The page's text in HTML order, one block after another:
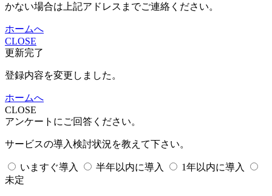
かない場合は上記アドレスまでご連絡ください。
ホームへ
CLOSE
更新完了
登録内容を変更しました。
ホームへ
CLOSE
アンケートにご回答ください。
サービスの導入検討状況を教えて下さい。
いますぐ導入 半年以内に導入
1年以内に導入
未定